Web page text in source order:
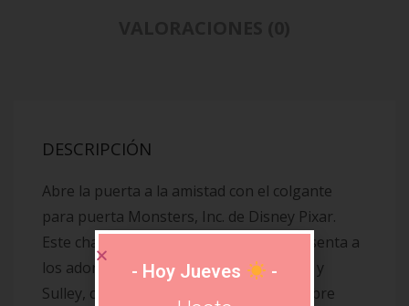
DESCRIPCIÓN
Abre la puerta a la amistad con el colgante
para puerta Monsters, Inc. de Disney Pixar.
Este charm colgante de plata de ley presenta a
los adorables monstruos de Pixar, Mike y
Sulley, colgados de una puerta que se abre
- Hoy Jueves -